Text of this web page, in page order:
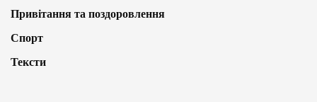
Привітання та поздоровлення
Спорт
Тексти